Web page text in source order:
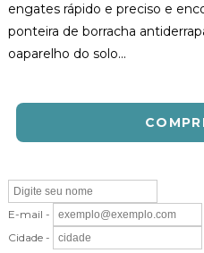
engates rápido e preciso e
ponteira de borracha
oaparelho do solo...
E-mail -
Cidade -